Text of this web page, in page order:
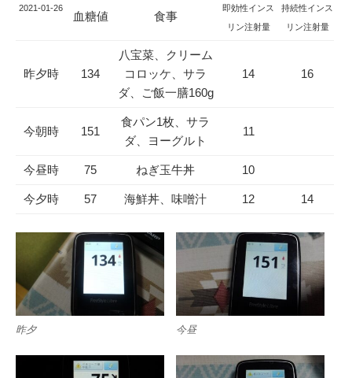
2021-01-26
血糖値 食事
即効性インス
リン注射量
持続性インス
リン注射量
昨夕時 134
八宝菜、クリーム
コロッケ、サラ
ダ、ご飯一膳160g
14 16
今朝時 151
食パン1枚、サラ
ダ、ヨーグルト
11
今昼時 75 ねぎ玉牛丼 10
今夕時 57 海鮮丼、味噌汁 12 14
昨夕 今昼